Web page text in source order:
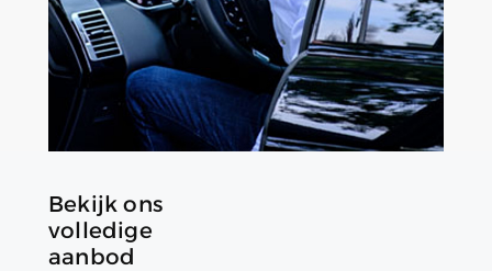
Bekijk ons
volledige
aanbod